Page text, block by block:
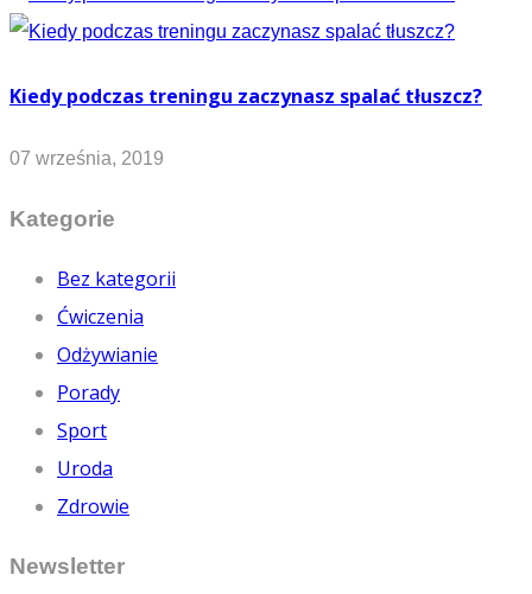
Kiedy podczas treningu zaczynasz spalać tłuszcz?
07 września, 2019
Kategorie
Bez kategorii
Ćwiczenia
Odżywianie
Porady
Sport
Uroda
Zdrowie
Newsletter